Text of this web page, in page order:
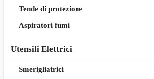
Tende di protezione
Aspiratori fumi
Utensili Elettrici
Smerigliatrici